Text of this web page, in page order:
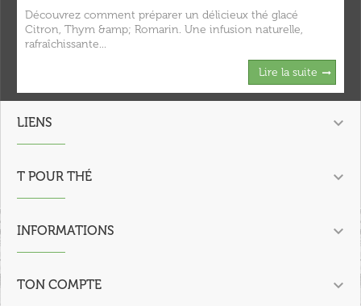
Découvrez comment préparer un délicieux thé glacé
Citron, Thym &amp; Romarin. Une infusion naturelle,
rafraîchissante...
Lire la suite
LIENS 
T POUR THÉ 
INFORMATIONS 
TON COMPTE 